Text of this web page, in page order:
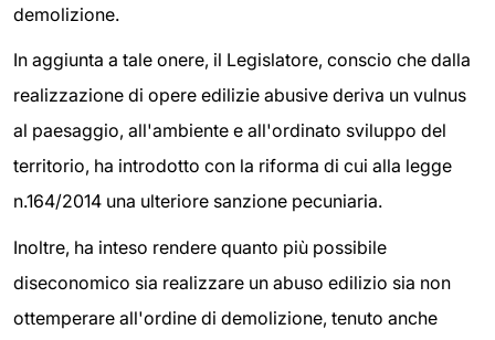
demolizione.
In aggiunta a tale onere, il Legislatore, conscio che dalla
realizzazione di opere edilizie abusive deriva un vulnus
al paesaggio, all'ambiente e all'ordinato sviluppo del
territorio, ha introdotto con la riforma di cui alla legge
n.164/2014 una ulteriore sanzione pecuniaria.
Inoltre, ha inteso rendere quanto più possibile
diseconomico sia realizzare un abuso edilizio sia non
ottemperare all'ordine di demolizione, tenuto anche